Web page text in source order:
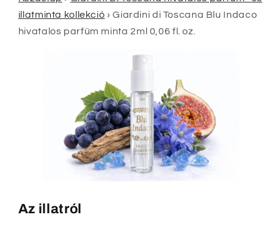
illatminta kollekció ›Giardini di Toscana Blu Indaco
hivatalos parfüm minta 2ml 0,06 fl. oz.
Az illatról